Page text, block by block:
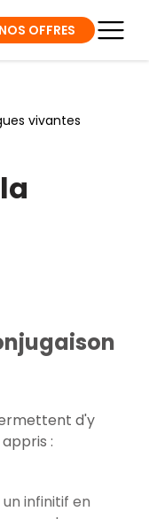
NOS OFFRES
vivantes
d'y
:
infinitif en